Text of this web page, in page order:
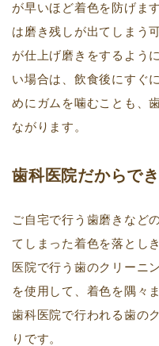
が早いほど着色を防げま
は磨き残しが出てしまう
が仕上げ磨きをするよう
い場合は、飲食後にすぐ
めにガムを噛むことも、
ながります。
歯科医院だからで
ご自宅で行う歯磨きなど
てしまった着色を落とし
医院で行う歯のクリーニ
を使用して、着色を隅々
歯科医院で行われる歯の
りです。